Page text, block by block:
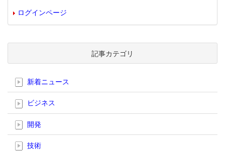
ログインページ
記事カテゴリ
新着ニュース
ビジネス
開発
技術